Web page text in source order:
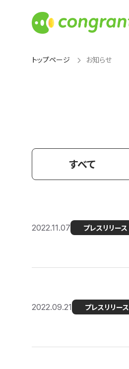
トップページ お知らせ
すべて
2022.11.07 プレスリリース
2022.09.21 プレスリリース